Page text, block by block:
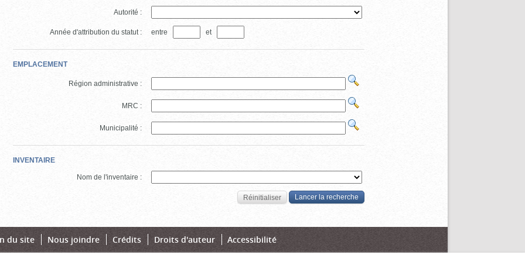
Autorité :
Année d'attribution du statut : entre et
EMPLACEMENT
Région administrative :
MRC :
Municipalité :
INVENTAIRE
Nom de l'inventaire :
Réinitialiser
du site Nous joindre Crédits Droits d'auteur Accessibilité